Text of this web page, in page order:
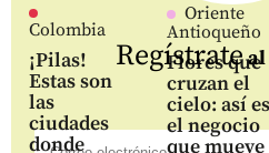
Colombia
¡Pilas!
Estas son
las
ciudades
donde
Oriente
Antioqueño
Flores que
cruzan el
cielo: así es
el negocio
que mueve
Regístrateal